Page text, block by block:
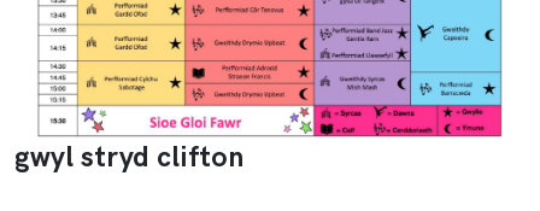
gwyl stryd clifton